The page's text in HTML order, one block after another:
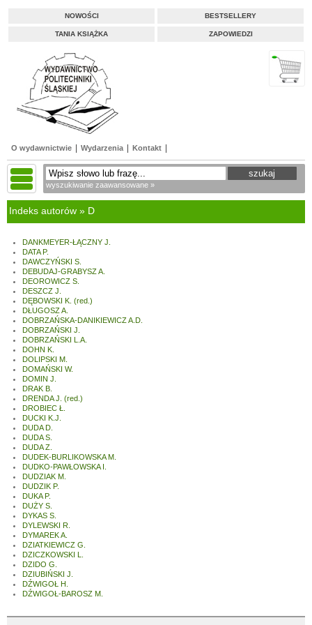
NOWOŚCI BESTSELLERY
TANIA KSIĄŻKA ZAPOWIEDZI
O wydawnictwie Wydarzenia Kontakt
wyszukiwanie zaawansowane »
Indeks autorów » D
DANKMEYER-ŁĄCZNY J.
DATA P.
DAWCZYŃSKI S.
DEBUDAJ-GRABYSZ A.
DEOROWICZ S.
DESZCZ J.
DĘBOWSKI K. (red.)
DŁUGOSZ A.
DOBRZAŃSKA-DANIKIEWICZ A.D.
DOBRZAŃSKI J.
DOBRZAŃSKI L.A.
DOHN K.
DOLIPSKI M.
DOMAŃSKI W.
DOMIN J.
DRAK B.
DRENDA J. (red.)
DROBIEC Ł.
DUCKI K.J.
DUDA D.
DUDA S.
DUDA Z.
DUDEK-BURLIKOWSKA M.
DUDKO-PAWŁOWSKA I.
DUDZIAK M.
DUDZIK P.
DUKA P.
DUŻY S.
DYKAS S.
DYLEWSKI R.
DYMAREK A.
DZIATKIEWICZ G.
DZICZKOWSKI L.
DZIDO G.
DZIUBIŃSKI J.
DŹWIGOŁ H.
DŹWIGOŁ-BAROSZ M.